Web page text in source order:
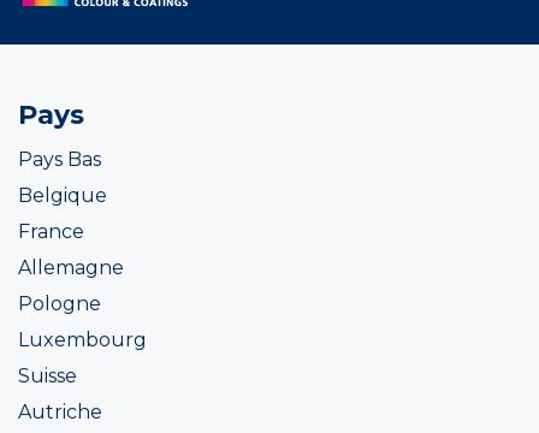
Pays
Pays Bas
Belgique
France
Allemagne
Pologne
Luxembourg
Suisse
Autriche